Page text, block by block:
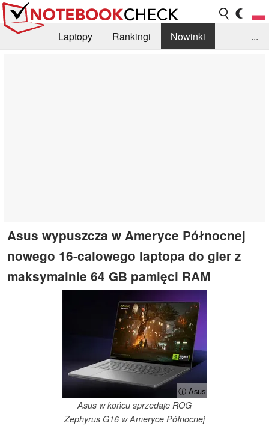
Laptopy Rankingi
Nowinki
...
Asus wypuszcza w Ameryce Północnej
nowego 16-calowego laptopa do gier z
maksymalnie 64 GB pamięci RAM
ⓘ Asus
Asus w końcu sprzedaje ROG
Zephyrus G16 w Ameryce Północnej